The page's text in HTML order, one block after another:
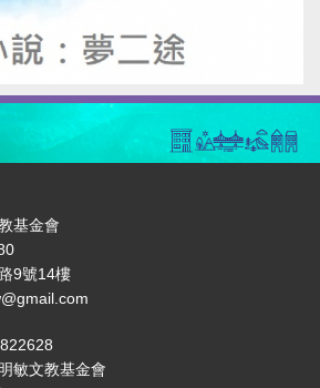
並在辛苦存夠資金後，前往東京
章在東京成為中央大學法學部的
習法律，最後同時通過了在當時
」，約同等於現在日本的司法考
試。 晉升菁英行列，在日本勢必
德章，還是選擇回到了台灣，這
中劃下了深深的傷痕與陰影。之
長達三十八年，是世界最長時間
在威脅著台灣人的人權。即便如
還是不曾放棄追求自由與民主。
，始終深深地刻劃在台灣人的心
做所為，直至今日也依舊緊緊抓
基金會
9號14樓
敏文教基金會